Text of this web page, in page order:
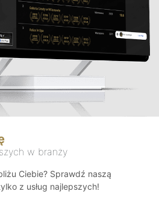
w branży
Ciebie? Sprawdź naszą
z usług najlepszych!